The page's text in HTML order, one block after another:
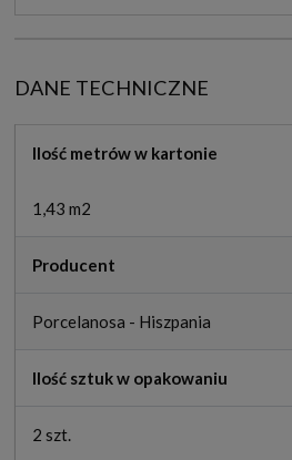
DANE TECHNICZNE
Ilość metrów w kartonie
1,43 m2
Producent
Porcelanosa - Hiszpania
Ilość sztuk w opakowaniu
2 szt.